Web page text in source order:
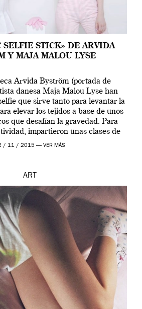
SELFIE STICK» DE ARVIDA
Y MAJA MALOU LYSE
Arvida Byström (portada de
danesa Maja Malou Lyse han
que sirve tanto para levantar la
elevar los tejidos a base de unos
que desafían la gravedad. Para
impartieron unas clases de
en el Tate […]
/ 11 / 2015 — VER MÁS
ART